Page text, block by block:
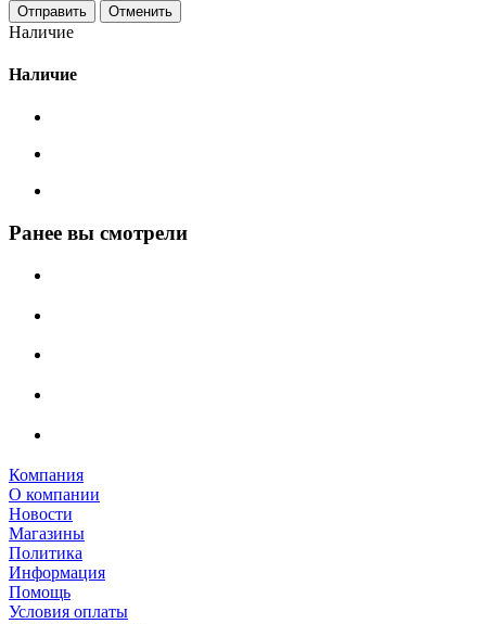
Отменить
Наличие
Наличие
Ранее вы смотрели
Компания
О компании
Новости
Магазины
Политика
Информация
Помощь
Условия оплаты